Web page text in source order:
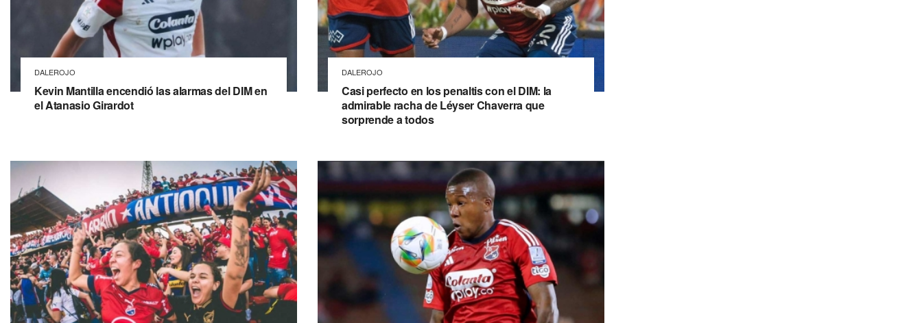
DALEROJO
Kevin Mantilla encendió las alarmas del DIM en
el Atanasio Girardot
DALEROJO
Casi perfecto en los penaltis con el DIM: la
admirable racha de Léyser Chaverra que
sorprende a todos